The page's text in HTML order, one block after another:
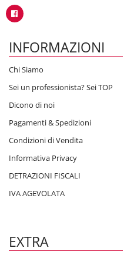
INFORMAZIONI
Chi Siamo
Sei un professionista? Sei TOP
Dicono di noi
Pagamenti & Spedizioni
Condizioni di Vendita
Informativa Privacy
DETRAZIONI FISCALI
IVA AGEVOLATA
EXTRA